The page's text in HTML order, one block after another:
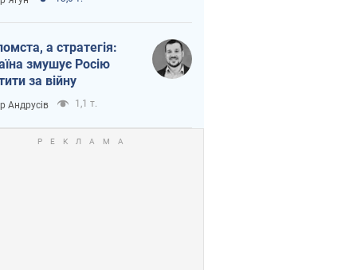
а стратегія:
змушує Росію
за війну
Андрусів 1,1 т.